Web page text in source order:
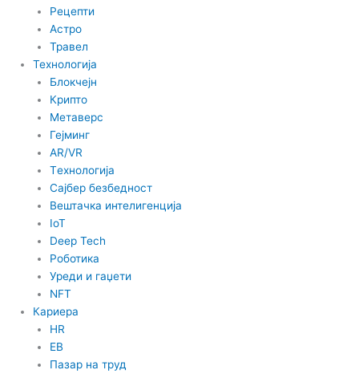
Рецепти
Астро
Травел
Технологија
Блокчејн
Крипто
Метаверс
Гејминг
AR/VR
Tехнологија
Сајбер безбедност
Вештачка интелигенција
IoT
Deep Tech
Роботика
Уреди и гаџети
NFT
Кариера
HR
EB
Пазар на труд